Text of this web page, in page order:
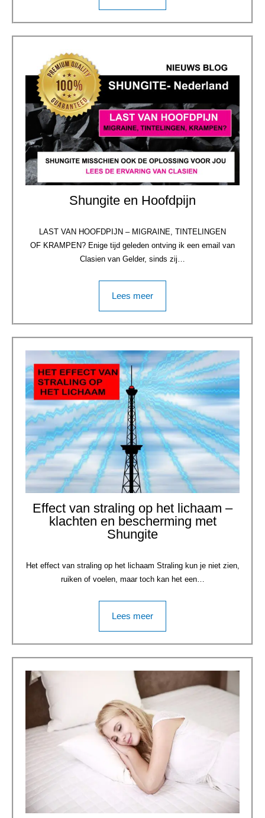
Shungite en Hoofdpijn
LAST VAN HOOFDPIJN – MIGRAINE, TINTELINGEN
OF KRAMPEN? Enige tijd geleden ontving ik een email van
Clasien van Gelder, sinds zij…
Lees meer
Effect van straling op het lichaam –
klachten en bescherming met
Shungite
Het effect van straling op het lichaam Straling kun je niet zien,
ruiken of voelen, maar toch kan het een…
Lees meer